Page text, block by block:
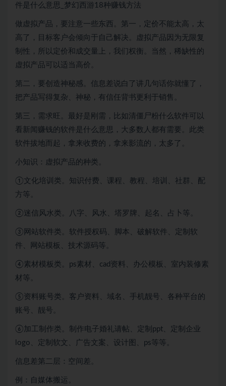
做虚拟产品，要注意一些东西。第一，定价不能太高，太
高了，目标客户会倾向于自己解决。虚拟产品因为无限复
制性，所以定价和成交量上，我们权衡。当然，稀缺性的
虚拟产品可以适当高价。
第二，要创造神秘感。信息差说白了讲几句话你就懂了，
把产品写得复杂、神秘，有信任背书更利于销售。
第三，需求旺。最好是刚需，比如清僵尸粉什么软件可以
看新闻赚钱的软件是什么意思，大多数人都有需要。此类
软件拔地而起，拿来收费的，拿来影流的，太多了。
小知识：虚拟产品的种类。
①文化培训类。知识付费、课程、教程、培训、社群、配
方等。
②迷信风水类。八字、风水、塔罗牌、起名、占卜等。
③网站软件类。软件授权码、脚本、破解软件、定制软
件、网站模板、技术源码等。
④素材模板类。ps素材、cad资料、办公模板、室内装修素
材等。
⑤资料账号类。客户资料、域名、手机靓号、各种平台的
账号、靓号。
⑥加工制作类。制作电子婚礼请帖、定制ppt、定制企业
logo、定制软文、广告文案、设计图、ps等等。
信息差第二层：空间差。
例：自媒体搬运。